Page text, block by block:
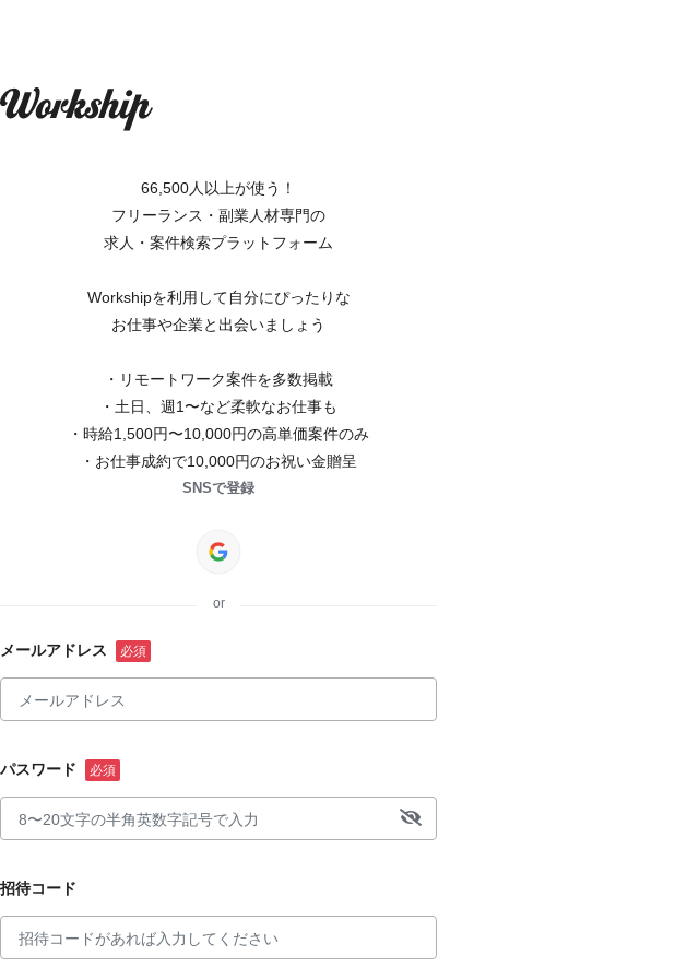
66,500人以上が使う！
フリーランス・副業人材専門の
求人・案件検索プラットフォーム
Workshipを利用して自分にぴったりな
お仕事や企業と出会いましょう
・リモートワーク案件を多数掲載
・土日、週1〜など柔軟なお仕事も
・時給1,500円〜10,000円の高単価案件のみ
・お仕事成約で10,000円のお祝い金贈呈
SNSで登録
or
メールアドレス
パスワード
招待コード